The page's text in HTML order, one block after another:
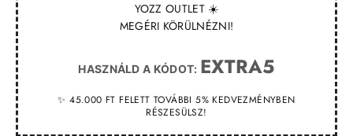
YOZZ OUTLET ☀️
MEGÉRI KÖRÜLNÉZNI!
HASZNÁLD A KÓDOT: EXTRA5
✨ 45.000 FT FELETT TOVÁBBI 5% KEDVEZMÉNYBEN
RÉSZESÜLSZ!